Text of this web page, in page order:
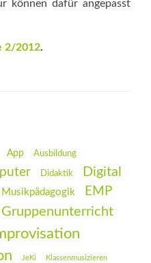
können dafür angepasst
2/2012.
App Ausbildung
Didaktik Digital
Musikpädagogik EMP
Gruppenunterricht
JeKi Klassenmusizieren